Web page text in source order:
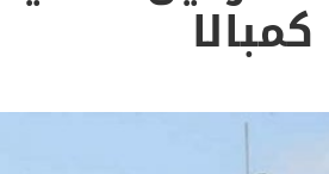
كمبالا